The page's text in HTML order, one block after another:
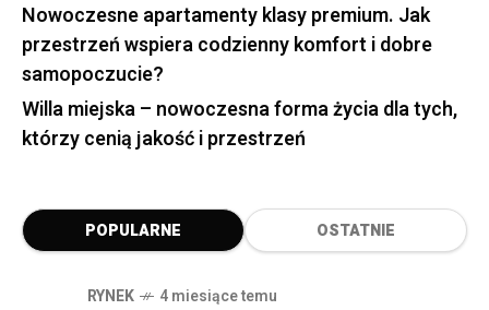
Nowoczesne apartamenty klasy premium. Jak
przestrzeń wspiera codzienny komfort i dobre
samopoczucie?
Willa miejska – nowoczesna forma życia dla tych,
którzy cenią jakość i przestrzeń
POPULARNE OSTATNIE
RYNEK 4 miesiące temu